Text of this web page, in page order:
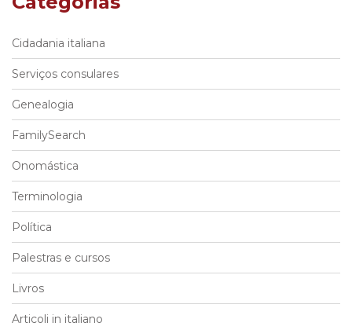
Cidadania italiana
Serviços consulares
Genealogia
FamilySearch
Onomástica
Terminologia
Política
Palestras e cursos
Livros
Articoli in italiano